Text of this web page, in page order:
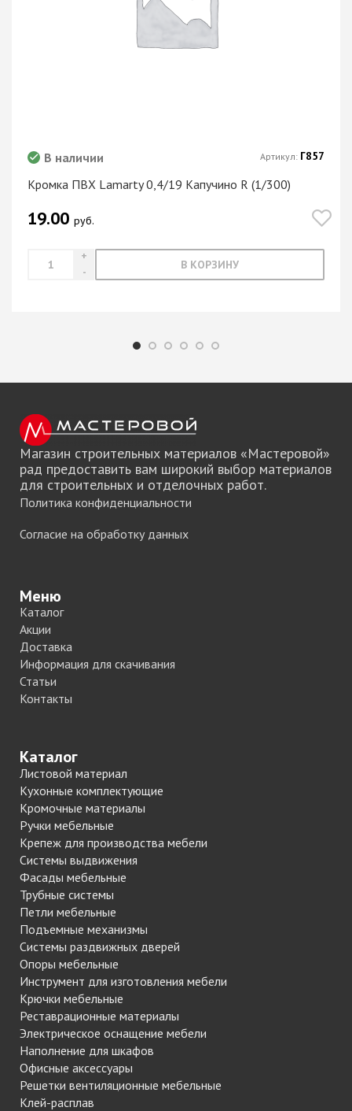
Кромка ПВХ Lamarty 0,4/19 Капучино R (1/300)
В наличии
19.00 руб.
В КОРЗИНУ
Артикул: Г857
Магазин строительных материалов «Мастеровой»
рад предоставить вам широкий выбор материалов
для строительных и отделочных работ.
Политика конфиденциальности
Согласие на обработку данных
Меню
Каталог
Акции
Доставка
Информация для скачивания
Статьи
Контакты
Каталог
Листовой материал
Кухонные комплектующие
Кромочные материалы
Ручки мебельные
Крепеж для производства мебели
Системы выдвижения
Фасады мебельные
Трубные системы
Петли мебельные
Подъемные механизмы
Системы раздвижных дверей
Опоры мебельные
Инструмент для изготовления мебели
Крючки мебельные
Реставрационные материалы
Электрическое оснащение мебели
Наполнение для шкафов
Офисные аксессуары
Решетки вентиляционные мебельные
Клей-расплав